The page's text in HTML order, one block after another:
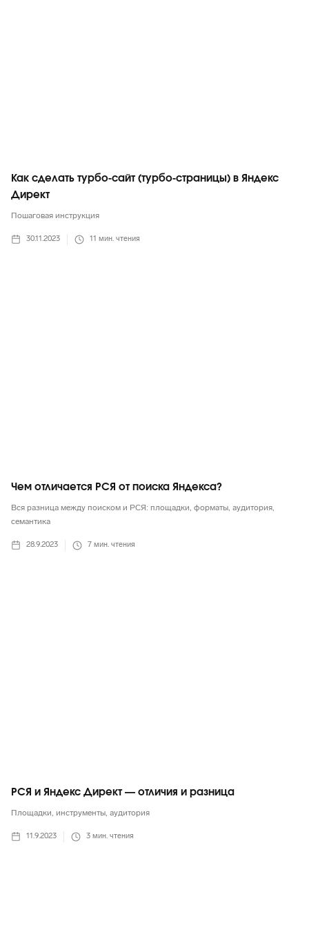
Как сделать турбо-сайт (турбо-страницы) в Яндекс
Директ
Пошаговая инструкция
30.11.2023 11 мин. чтения
Чем отличается РСЯ от поиска Яндекса?
Вся разница между поиском и РСЯ: площадки, форматы, аудитория,
семантика
28.9.2023 7 мин. чтения
РСЯ и Яндекс Директ — отличия и разница
Площадки, инструменты, аудитория
11.9.2023 3 мин. чтения